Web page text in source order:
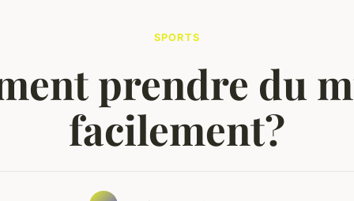
SPORTS
prendre du
facilement?